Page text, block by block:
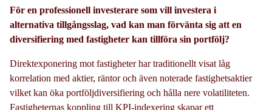
För en professionell investerare som vill investera i
alternativa tillgångsslag, vad kan man förvänta sig att en
diversifiering med fastigheter kan tillföra sin portfölj?
Direktexponering mot fastigheter har traditionellt visat låg
korrelation med aktier, räntor och även noterade fastighetsaktier
vilket kan öka portföljdiversifiering och hålla nere volatiliteten.
Fastigheternas koppling till KPI-indexering skapar ett